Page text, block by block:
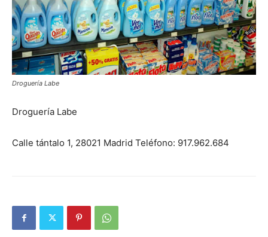
Droguería Labe
Droguería Labe
Calle tántalo 1, 28021 Madrid Teléfono: 917.962.684